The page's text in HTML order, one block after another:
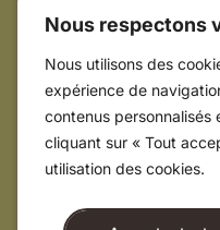
Nous respectons
Nous utilisons des
expérience de
contenus personnalisés
cliquant sur « Tout
utilisation des cookies.
15 rue